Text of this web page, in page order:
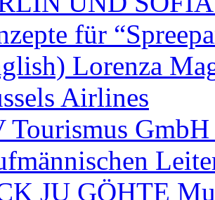
für
Lorenza
Airlines
Tourismus
JU GÖHTE